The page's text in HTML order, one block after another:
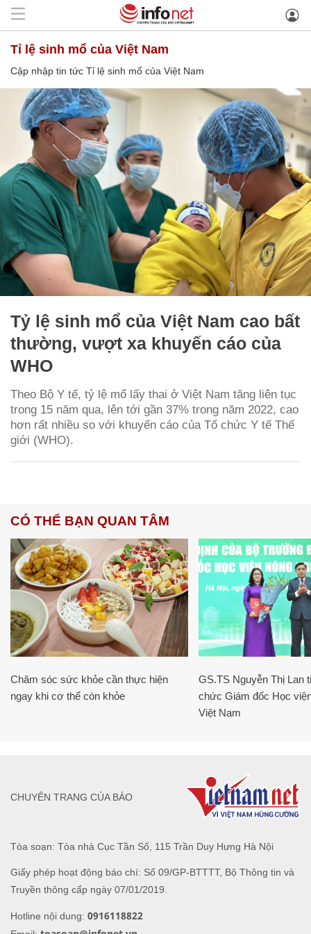
Tỉ lệ sinh mổ của Việt Nam
Cập nhập tin tức Tỉ lệ sinh mổ của Việt Nam
Tỷ lệ sinh mổ của Việt Nam cao bất
thường, vượt xa khuyến cáo của
WHO
Theo Bộ Y tế, tỷ lệ mổ lấy thai ở Việt Nam tăng liên tục
trong 15 năm qua, lên tới gần 37% trong năm 2022, cao
hơn rất nhiều so với khuyến cáo của Tổ chức Y tế Thế
giới (WHO).
CÓ THỂ BẠN QUAN TÂM
Chăm sóc sức khỏe cần thực hiện
ngay khi cơ thể còn khỏe
GS.TS Nguyễn Thị Lan
chức Giám đốc Học
Việt Nam
Tòa soạn: Tòa nhà Cục Tần Số, 115 Trần Duy Hưng Hà Nội
Giấy phép hoạt động báo chí: Số 09/GP-BTTTT, Bộ Thông tin và
Truyền thông cấp ngày 07/01/2019.
Hotline nội dung: 0916118822
CHUYÊN TRANG CỦA BÁO